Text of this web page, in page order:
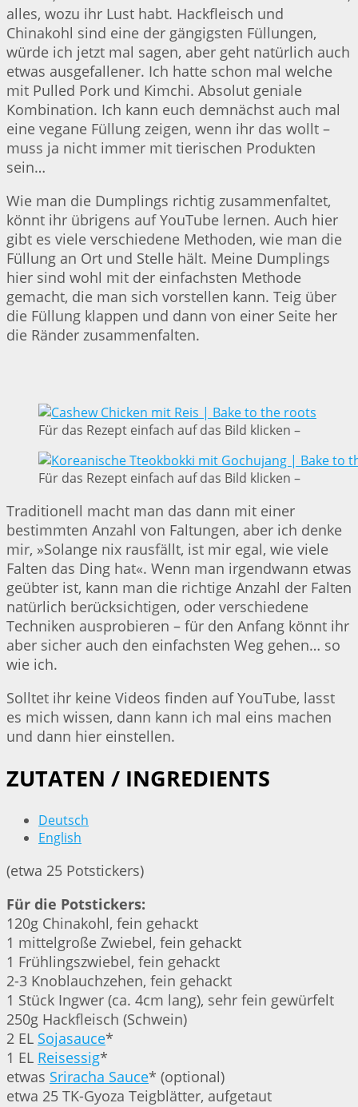
alles, wozu ihr Lust habt. Hackfleisch und
Chinakohl sind eine der gängigsten Füllungen,
würde ich jetzt mal sagen, aber geht natürlich auch
etwas ausgefallener. Ich hatte schon mal welche
mit Pulled Pork und Kimchi. Absolut geniale
Kombination. Ich kann euch demnächst auch mal
eine vegane Füllung zeigen, wenn ihr das wollt –
muss ja nicht immer mit tierischen Produkten
sein…
Wie man die Dumplings richtig zusammenfaltet,
könnt ihr übrigens auf YouTube lernen. Auch hier
gibt es viele verschiedene Methoden, wie man die
Füllung an Ort und Stelle hält. Meine Dumplings
hier sind wohl mit der einfachsten Methode
gemacht, die man sich vorstellen kann. Teig über
die Füllung klappen und dann von einer Seite her
die Ränder zusammenfalten.
Für das Rezept einfach auf das Bild klicken –
Für das Rezept einfach auf das Bild klicken –
Traditionell macht man das dann mit einer
bestimmten Anzahl von Faltungen, aber ich denke
mir, »Solange nix rausfällt, ist mir egal, wie viele
Falten das Ding hat«. Wenn man irgendwann etwas
geübter ist, kann man die richtige Anzahl der Falten
natürlich berücksichtigen, oder verschiedene
Techniken ausprobieren – für den Anfang könnt ihr
aber sicher auch den einfachsten Weg gehen… so
wie ich.
Solltet ihr keine Videos finden auf YouTube, lasst
es mich wissen, dann kann ich mal eins machen
und dann hier einstellen.
ZUTATEN / INGREDIENTS
Deutsch
English
(etwa 25 Potstickers)
Für die Potstickers:
120g Chinakohl, fein gehackt
1 mittelgroße Zwiebel, fein gehackt
1 Frühlingszwiebel, fein gehackt
2-3 Knoblauchzehen, fein gehackt
1 Stück Ingwer (ca. 4cm lang), sehr fein gewürfelt
250g Hackfleisch (Schwein)
2 EL Sojasauce*
1 EL Reisessig*
etwas Sriracha Sauce* (optional)
etwa 25 TK-Gyoza Teigblätter, aufgetaut